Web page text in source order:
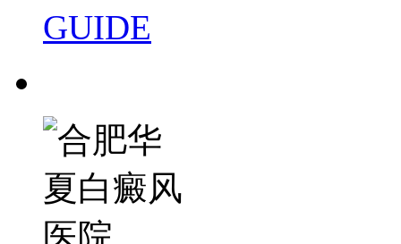
GUIDE